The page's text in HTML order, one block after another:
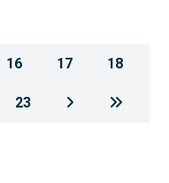
16 17 18
23